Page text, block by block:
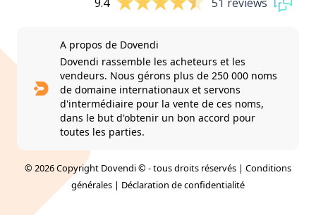
9.4 51 reviews
A propos de Dovendi
Dovendi rassemble les acheteurs et les
vendeurs. Nous gérons plus de 250 000 noms
de domaine internationaux et servons
d'intermédiaire pour la vente de ces noms,
dans le but d'obtenir un bon accord pour
toutes les parties.
© 2026 Copyright Dovendi © - tous droits réservés | Conditions
générales | Déclaration de confidentialité